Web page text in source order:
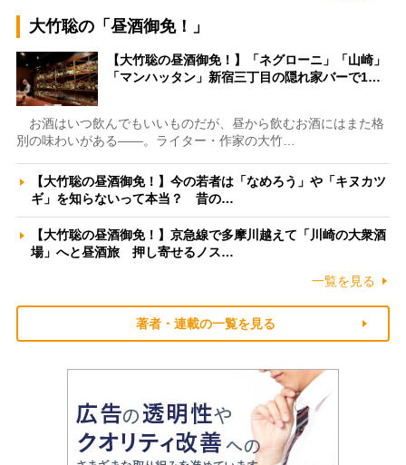
大竹聡の「昼酒御免！」
【大竹聡の昼酒御免！】「ネグローニ」「山崎」
「マンハッタン」新宿三丁目の隠れ家バーで1…
お酒はいつ飲んでもいいものだが、昼から飲むお酒にはまた格
別の味わいがある――。ライター・作家の大竹…
【大竹聡の昼酒御免！】今の若者は「なめろう」や「キヌカツ
ギ」を知らないって本当？ 昔の…
【大竹聡の昼酒御免！】京急線で多摩川越えて「川崎の大衆酒
場」へと昼酒旅 押し寄せるノス…
一覧を見る
著者・連載の一覧を見る